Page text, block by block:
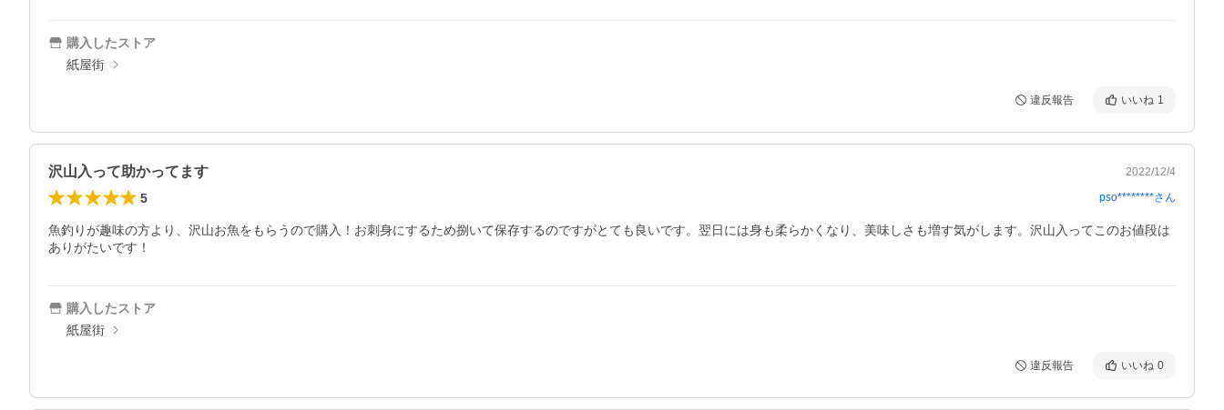
購入したストア
紙屋街
違反報告 いいね 1
沢山入って助かってます 2022/12/4
5 pso********さん
魚釣りが趣味の方より、沢山お魚をもらうので購入！お刺身にするため捌いて保存するのですがとても良いです。翌日には身も柔らかくなり、美味しさも増す気がします。沢山入ってこのお値段は
ありがたいです！
購入したストア
紙屋街
違反報告 いいね 0